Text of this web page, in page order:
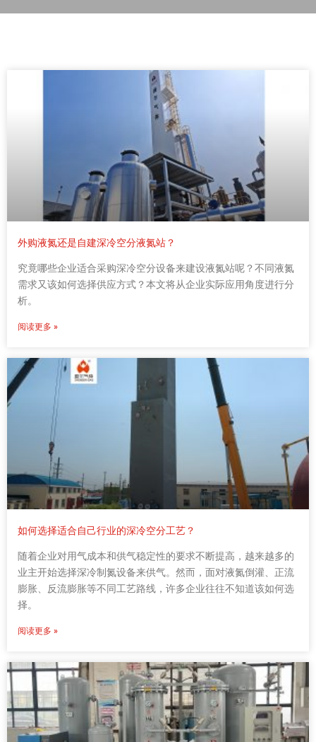
外购液氮还是自建深冷空分液氮站？
究竟哪些企业适合采购深冷空分设备来建设液氮站呢？不同液氮
需求又该如何选择供应方式？本文将从企业实际应用角度进行分
析。
阅读更多 »
如何选择适合自己行业的深冷空分工艺？
随着企业对用气成本和供气稳定性的要求不断提高，越来越多的
业主开始选择深冷制氮设备来供气。然而，面对液氮倒灌、正流
膨胀、反流膨胀等不同工艺路线，许多企业往往不知道该如何选
择。
阅读更多 »